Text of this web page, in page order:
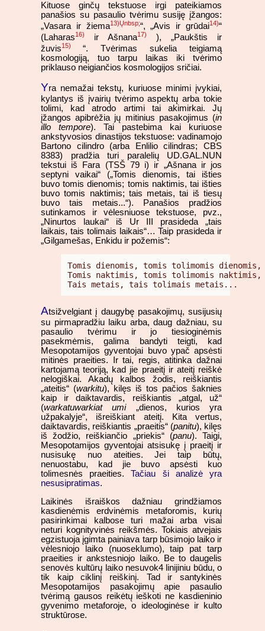
Kituose ginčų tekstuose irgi pateikiamos
panašios su pasaulio tvėrimu susiję įžangos:
„Vasara ir žiema13)Ųnbsp;“, „Avis ir grūdai14)“
(Laharas16) ir Ašnana17) ), „Paukštis ir
žuvis15) “. Tvėrimas sukelia teigiamą
kosmologiją, tuo tarpu laikas iki tvėrimo
priklauso neigiančios kosmologijos sričiai.
Yra nemažai tekstų, kuriuose minimi įvykiai,
kylantys iš įvairių tvėrimo aspektų arba tokie
tolimi, kad atrodo artimi tai akimirkai. Jų
įžangos apibrėžia jų mitinius pasakojimus (in
illo tempore). Tai pastebima kai kuriuose
ankstyvosios dinastijos tekstuose: vadinamojo
Bartono cilindro (arba Enlilio cilindras; CBS
8383) pradžia turi paralelių UD.GAL.NUN
tekstui iš Fara (TSŠ 79 i) ir „Ašnana ir jos
septyni vaikai“ („Tomis dienomis, tai išties
buvo tomis dienomis; tomis naktimis, tai išties
buvo tomis naktimis; tais metais, tai iš tiesų
buvo tais metais...“). Panašios pradžios
sutinkamos ir vėlesniuose tekstuose, pvz.,
„Ninurtos laukai“ iš Ur III prasideda „tais
laikais, tais tolimais laikais“… Taip prasideda ir
„Gilgamešas, Enkidu ir požemis“:
Tomis dienomis, tomis tolimomis dienomis,
Tomis naktimis, tomis tolimomis naktimis,
Atsižvelgiant į daugybę pasakojimų, susijusių
su pirmapradžiu laiku arba, daug dažniau, su
pasaulio tvėrimu ir jo tiesioginėmis
pasekmėmis, galima bandyti teigti, kad
Mesopotamijos gyventojai buvo ypač apsėsti
mitinės praeities. Ir tai, regis, atitinka dažnai
kartojamą teoriją, kad jie praeitį ir ateitį reiškė
nelogiškai. Akadų kalbos žodis, reiškiantis
„ateitis“ (warkitu), kilęs iš tos pačios šaknies
kaip ir daiktavardis, reiškiantis „atgal, už“
(warkatuwarkiat umi„dienos, kurios yra
užpakalyje“, išreiškiant ateitį. Kita vertus,
daiktavardis, reiškiantis „praeitis“ (panitu), kilęs
iš žodžio, reiškiančio „priekis“ (panu). Taigi,
Mesopotamijos gyventojai atsisukę į praeitį ir
nusisukę nuo ateities. Jei taip būtų,
nenuostabu, kad jie buvo apsėsti kuo
tolimesnės praeities.Tačiau ši analizė yra
nesusipratimas.
Laikinės išraiškos dažniau grindžiamos
kasdienėmis erdvinėmis metaforomis, kurių
pasirinkimai kalbose turi mažai arba visai
neturi kognityvinės reikšmės. Tokiais atvejais
egzistuoja įgimta painiava tarp būsimojo laiko ir
vėlesniojo laiko (nuoseklumo), taip pat tarp
praeities ir ankstesniojo laiko. Be to daugelis
senovės kultūrų laiko nesuvok4 linijiniu būdu, o
tik kaip ciklinį reiškinį. Tad ir santykinės
Mesopotamijos pasakojimų apie pasaulio
tvėrimą gausos reikėtų ieškoti ne kasdieninio
gyvenimo metaforoje, o ideologinėse ir kulto
struktūrose.